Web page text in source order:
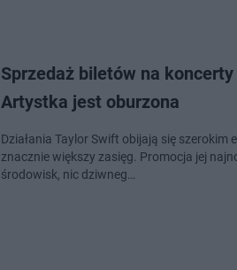
Sprzedaż biletów na
Artystka jest oburzona
Działania Taylor Swift obijają się szerokim
znacznie większy zasięg. Promocja jej
środowisk, nic dziwneg…